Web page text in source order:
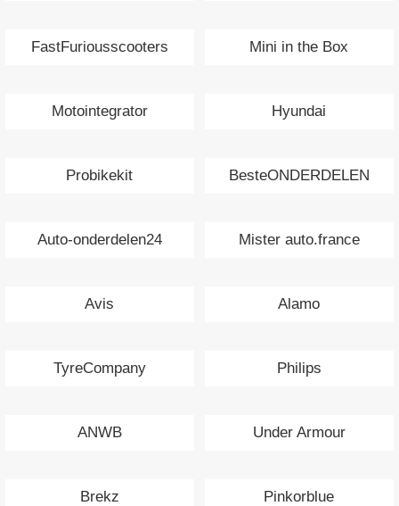
FastFuriousscooters Mini in the Box
Motointegrator Hyundai
Probikekit BesteONDERDELEN
Auto-onderdelen24 Mister auto.france
Avis Alamo
TyreCompany Philips
ANWB Under Armour
Brekz Pinkorblue